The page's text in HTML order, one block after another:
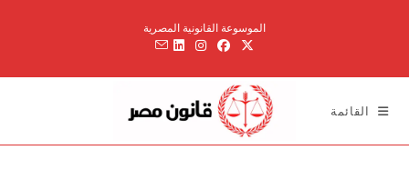
الموسوعة القانونية المصرية
القائمة